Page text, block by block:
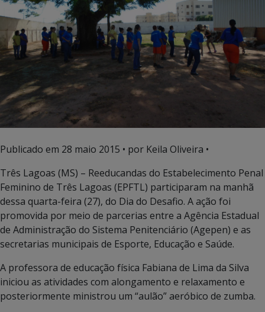
Publicado em 28 maio 2015 • por Keila Oliveira •
Três Lagoas (MS) – Reeducandas do Estabelecimento Penal
Feminino de Três Lagoas (EPFTL) participaram na manhã
dessa quarta-feira (27), do Dia do Desafio. A ação foi
promovida por meio de parcerias entre a Agência Estadual
de Administração do Sistema Penitenciário (Agepen) e as
secretarias municipais de Esporte, Educação e Saúde.
A professora de educação física Fabiana de Lima da Silva
iniciou as atividades com alongamento e relaxamento e
posteriormente ministrou um “aulão” aeróbico de zumba.